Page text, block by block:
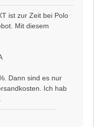
ist zur Zeit bei Polo
Mit diesem
Dann sind es nur
Ich hab